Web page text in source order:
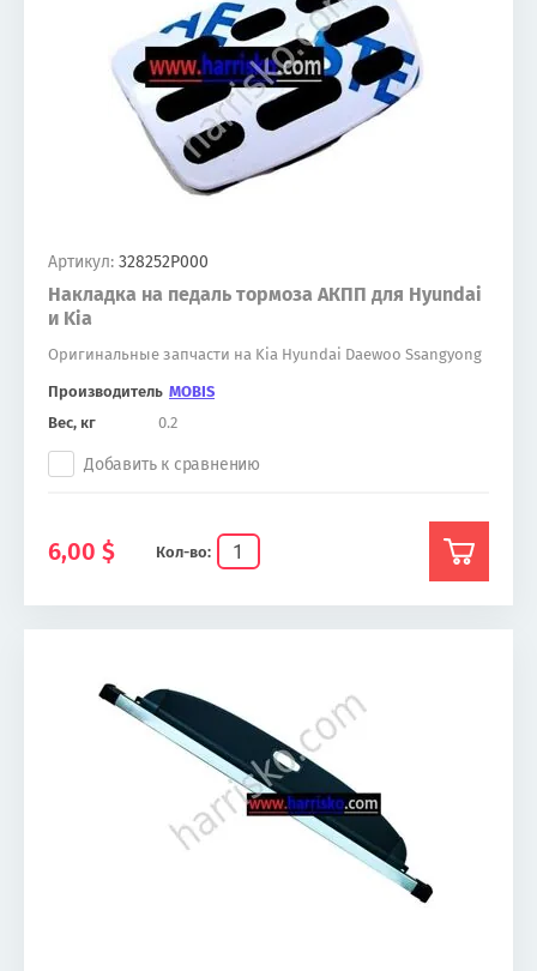
Артикул: 328252P000
Накладка на педаль тормоза АКПП для Hyundai
и Kia
Оригинальные запчасти на Kia Hyundai Daewoo Ssangyong
Производитель MOBIS
Вес, кг
0.2
Кол-во:
Добавить к сравнению
6,00 $